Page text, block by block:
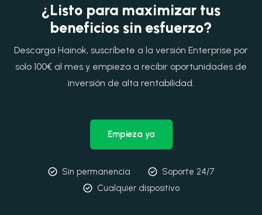
¿Listo para maximizar tus
beneficios sin esfuerzo?
Descarga Hainok, suscríbete a la versión Enterprise por
solo 100€ al mes y empieza a recibir oportunidades de
inversión de alta rentabilidad.
Empieza ya
Sin permanencia
Soporte 24/7
Cualquier dispositivo